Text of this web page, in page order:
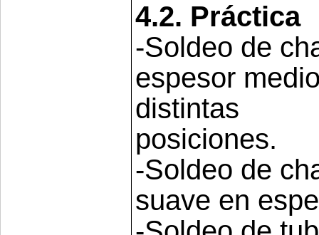
4.2. Práctica
-Soldeo de
espesor
distintas
posiciones.
-Soldeo de
suave en